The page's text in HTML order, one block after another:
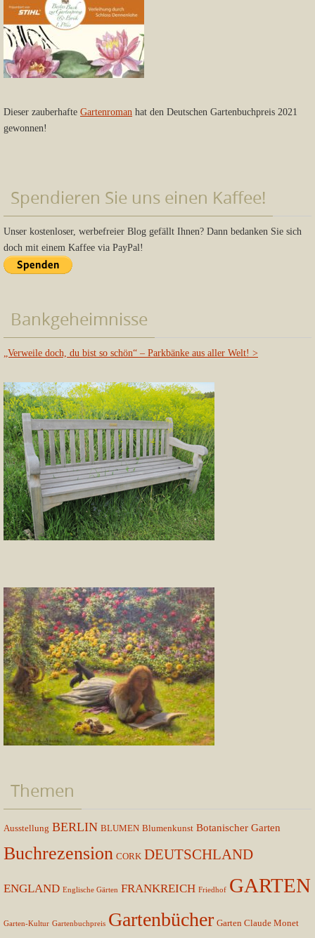
Dieser zauberhafte Gartenroman hat den Deutschen Gartenbuchpreis 2021
gewonnen!
Spendieren Sie uns einen Kaffee!
Unser kostenloser, werbefreier Blog gefällt Ihnen? Dann bedanken Sie sich
doch mit einem Kaffee via PayPal!
Bankgeheimnisse
„Verweile doch, du bist so schön“ – Parkbänke aus aller Welt! >
Themen
Ausstellung BERLIN BLUMEN Blumenkunst Botanischer Garten
Buchrezension CORK DEUTSCHLAND
ENGLAND Englische Gärten FRANKREICH Friedhof GARTEN
Garten-Kultur Gartenbuchpreis Gartenbücher Garten Claude Monet